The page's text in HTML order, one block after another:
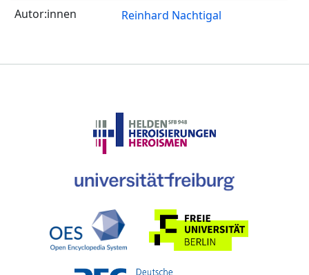
Reinhard Nachtigal